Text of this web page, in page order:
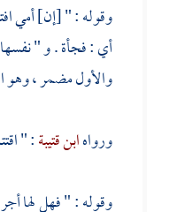
وقوله : " [إن] أمي
أي : فجأة . و " نفسها
والأول مضمر ، وهو
ورواهابن قتيبة: "
وقوله : " فهل لها